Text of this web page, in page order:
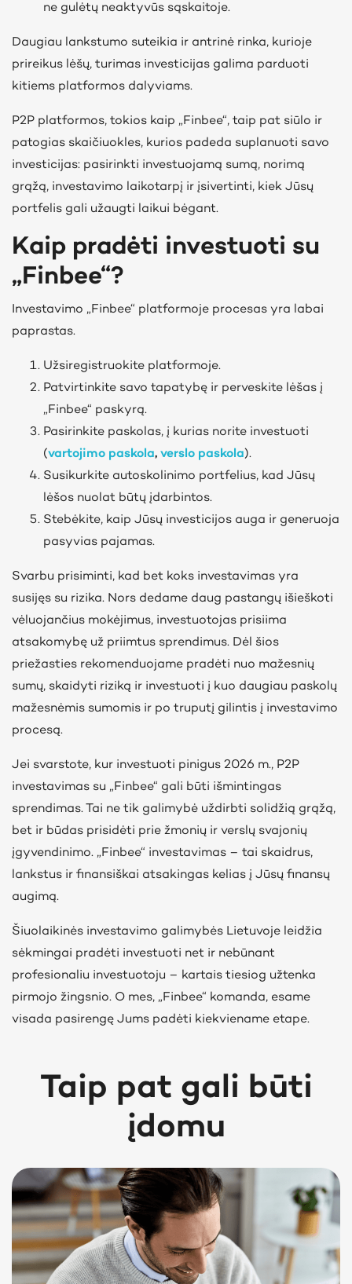
ne gulėtų neaktyvūs sąskaitoje.
Daugiau lankstumo suteikia ir antrinė rinka, kurioje
prireikus lėšų, turimas investicijas galima parduoti
kitiems platformos dalyviams.
P2P platformos, tokios kaip „Finbee“, taip pat siūlo ir
patogias skaičiuokles, kurios padeda suplanuoti savo
investicijas: pasirinkti investuojamą sumą, norimą
grąžą, investavimo laikotarpį ir įsivertinti, kiek Jūsų
portfelis gali užaugti laikui bėgant.
Kaip pradėti investuoti su
„Finbee“?
Investavimo „Finbee“ platformoje procesas yra labai
paprastas.
Užsiregistruokite platformoje.
Patvirtinkite savo tapatybę ir perveskite lėšas į
„Finbee“ paskyrą.
Pasirinkite paskolas, į kurias norite investuoti
(vartojimo paskola, verslo paskola).
Susikurkite autoskolinimo portfelius, kad Jūsų
lėšos nuolat būtų įdarbintos.
Stebėkite, kaip Jūsų investicijos auga ir generuoja
pasyvias pajamas.
Svarbu prisiminti, kad bet koks investavimas yra
susijęs su rizika. Nors dedame daug pastangų išieškoti
vėluojančius mokėjimus, investuotojas prisiima
atsakomybę už priimtus sprendimus. Dėl šios
priežasties rekomenduojame pradėti nuo mažesnių
sumų, skaidyti riziką ir investuoti į kuo daugiau paskolų
mažesnėmis sumomis ir po truputį gilintis į investavimo
procesą.
Jei svarstote, kur investuoti pinigus 2026 m., P2P
investavimas su „Finbee“ gali būti išmintingas
sprendimas. Tai ne tik galimybė uždirbti solidžią grąžą,
bet ir būdas prisidėti prie žmonių ir verslų svajonių
įgyvendinimo. „Finbee“ investavimas – tai skaidrus,
lankstus ir finansiškai atsakingas kelias į Jūsų finansų
augimą.
Šiuolaikinės investavimo galimybės Lietuvoje leidžia
sėkmingai pradėti investuoti net ir nebūnant
profesionaliu investuotoju – kartais tiesiog užtenka
pirmojo žingsnio. O mes, „Finbee“ komanda, esame
visada pasirengę Jums padėti kiekviename etape.
Taip pat gali būti
įdomu